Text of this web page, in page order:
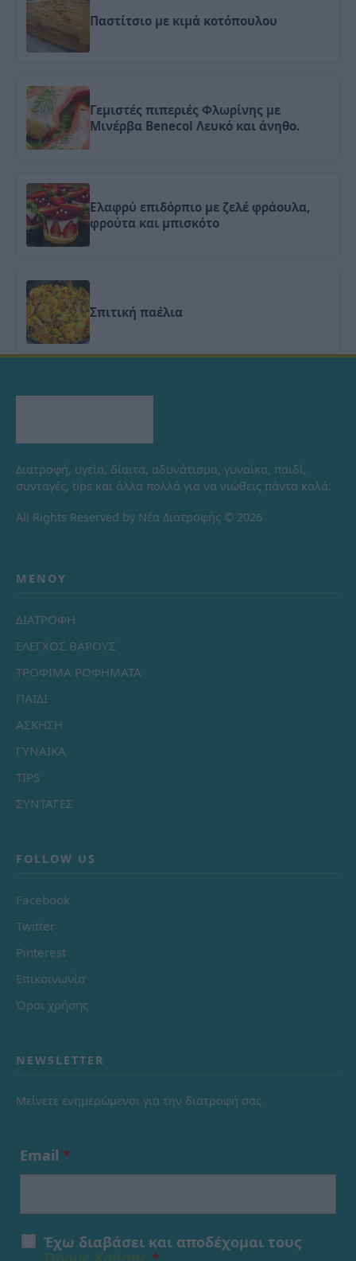
Παστίτσιο με κιμά κοτόπουλου
Γεμιστές πιπεριές Φλωρίνης με
Μινέρβα Benecol Λευκό και άνηθο.
Ελαφρύ επιδόρπιο με ζελέ φράουλα,
φρούτα και μπισκότο
Σπιτική παέλια
Διατροφή, υγεία, δίαιτα, αδυνάτισμα, γυναίκα, παιδί,
συνταγές, tips και άλλα πολλά για να νιώθεις πάντα καλά.
All Rights Reserved by Νέα Διατροφής © 2026
ΜΕΝΟΎ
ΔΙΑΤΡΟΦΗ
ΕΛΕΓΧΟΣ ΒΑΡΟΥΣ
ΤΡΟΦΙΜΑ ΡΟΦΗΜΑΤΑ
ΠΑΙΔΙ
ΑΣΚΗΣΗ
ΓΥΝΑΙΚΑ
TIPS
ΣΥΝΤΑΓΕΣ
FOLLOW US
Facebook
Twitter
Pinterest
Επικοινωνία
Όροι χρήσης
NEWSLETTER
Μείνετε ενημερώμενοι για την διατροφή σας
Email *
Έχω διαβάσει και αποδέχομαι τους